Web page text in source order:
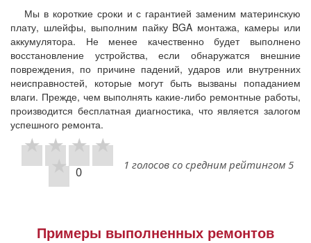
Мы в короткие сроки и с гарантией заменим материнскую
плату, шлейфы, выполним пайку BGA монтажа, камеры или
аккумулятора. Не менее качественно будет выполнено
восстановление устройства, если обнаружатся внешние
повреждения, по причине падений, ударов или внутренних
неисправностей, которые могут быть вызваны попаданием
влаги. Прежде, чем выполнять какие-либо ремонтные работы,
производится бесплатная диагностика, что является залогом
успешного ремонта.
0 1 голосов со средним рейтингом 5
Примеры выполненных ремонтов